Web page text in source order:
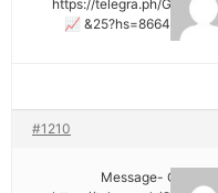
https://telegra.ph/Go-to-
#1210
🗒 Message-